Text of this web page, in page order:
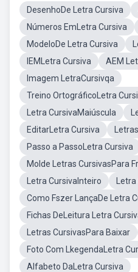
DesenhoDe Letra Cursiva
Números EmLetra Cursiva
ModeloDe Letra Cursiva
IEMLetra Cursiva
AEM
Imagem LetraCursivqa
Treino OrtográficoLetra
Letra CursivaMaiúscula
EditarLetra Cursiva
Passo a PassoLetra Cursiva
Molde Letras CursivasPara
Letra CursivaInteiro
Como Fszer LançaDe Letra
Fichas DeLeitura Letra
Letras CursivasPara Baixar
Foto Com LkegendaLetra
Alfabeto DaLetra Cursiva